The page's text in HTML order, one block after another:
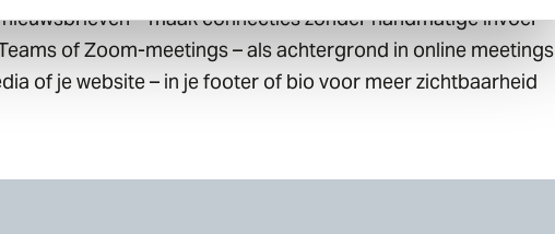
– maak connecties zonder handmatige invoer
of Zoom-meetings – als achtergrond in online meetings
of je website – in je footer of bio voor meer zichtbaarheid